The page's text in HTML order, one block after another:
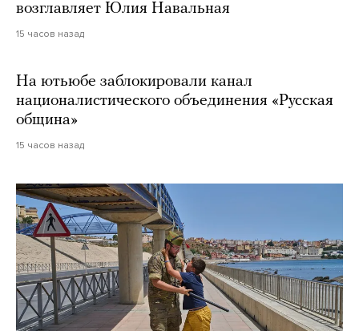
возглавляет Юлия Навальная
15 часов назад
На ютьюбе заблокировали канал
националистического объединения «Русская
община»
15 часов назад